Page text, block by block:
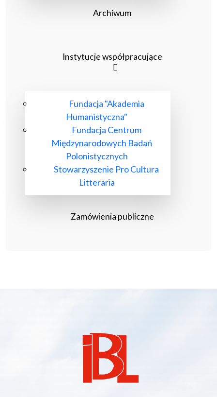
Archiwum
Instytucje współpracujące
Fundacja "Akademia
Humanistyczna"
Fundacja Centrum
Międzynarodowych Badań
Polonistycznych
Stowarzyszenie Pro Cultura
Litteraria
Zamówienia publiczne